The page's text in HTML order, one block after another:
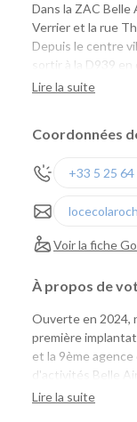
Dans la ZAC Belle
Verrier et la rue
Depuis le centre
sortir à la D939
Aire/Surgères.
Lire la suite
Coordonnées
+33 5 25
Voir la fiche
À propos de
Ouverte en 2024,
première
et la 9ème
d'activités Belle
comme aux
Lire la suite